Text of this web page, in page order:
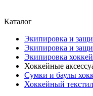
Каталог
Экипировка и
Экипировка и
Экипировка
Хоккейные
Сумки и баулы
Хоккейный